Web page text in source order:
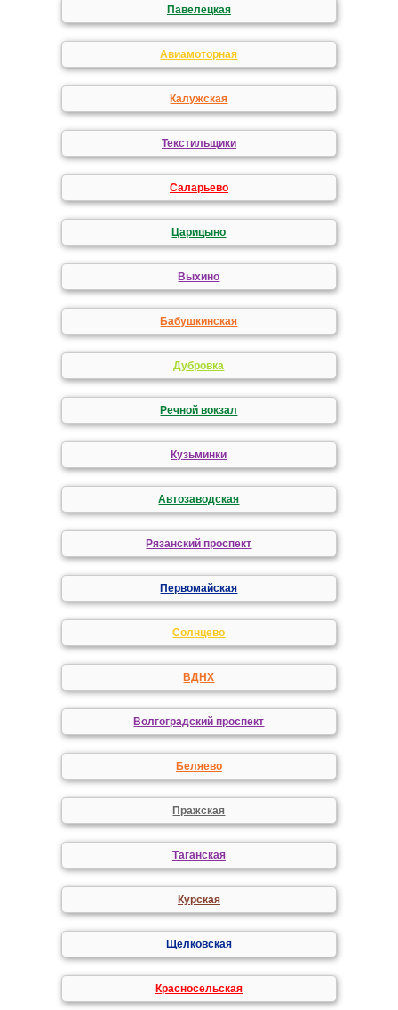
Павелецкая
Авиамоторная
Калужская
Текстильщики
Саларьево
Царицыно
Выхино
Бабушкинская
Дубровка
Речной вокзал
Кузьминки
Автозаводская
Рязанский проспект
Первомайская
Солнцево
ВДНХ
Волгоградский проспект
Беляево
Пражская
Таганская
Курская
Щелковская
Красносельская